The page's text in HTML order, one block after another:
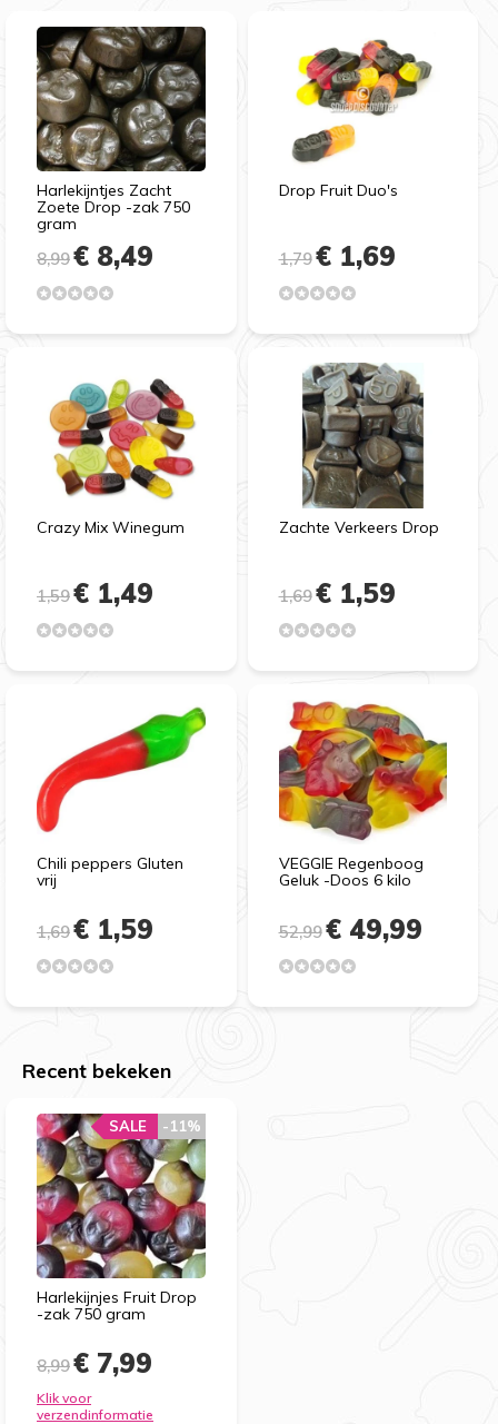
Harlekijntjes Zacht
Zoete Drop -zak 750
gram
8,99€ 8,49
Drop Fruit Duo's
1,79€ 1,69
Crazy Mix Winegum
1,59€ 1,49
Zachte Verkeers Drop
1,69€ 1,59
Chili peppers Gluten
vrij
1,69€ 1,59
VEGGIE Regenboog
Geluk -Doos 6 kilo
52,99€ 49,99
Recent bekeken
Harlekijnjes Fruit Drop
-zak 750 gram
-11%
SALE
8,99€ 7,99
Klik voor
verzendinformatie